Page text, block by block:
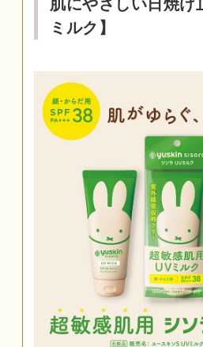
肌にやさしい日焼け
ミルク】